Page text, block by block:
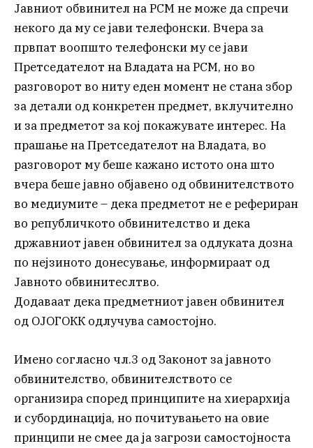
Јавниот обвинител на РСМ не може да спречи
некого да му се јави телефонски. Вчера за
првпат воопшто телефонски му се јави
Претседателот на Владата на РСМ, но во
разговорот во ниту еден момент не стана збор
за детали од конкретен предмет, вклучително
и за предметот за кој покажувате интерес. На
прашање на Претседателот на Владата, во
разговорот му беше кажано истото она што
вчера беше јавно објавено од обвинителството
во медиумите – дека предметот не е рефериран
во републичкото обвинителство и дека
државниот јавен обвинител за одлуката дозна
по нејзиното донесување, информираат од
Јавното обвинитеслтво.
Додаваат дека предметниот јавен обвинител
од ОЈОГОКК одлучува самостојно.
Имено согласно чл.3 од Законот за јавното
обвинителство, обвинителството се
организира според принципите на хиерархија
и субординација, но почитувањето на овие
принципи не смее да ја загрози самостојноста